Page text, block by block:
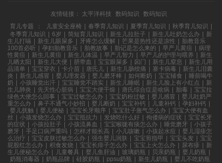
友情链接： 太平洋科技 数码知识
数码知识
育儿专题
： 儿童安全座椅 | 春季育儿知识 | 夏季育儿知识 | 秋季育儿知识 |
冬季育儿知识 | 6岁 | 简短育儿知识 | 新生儿拉肚子 | 新生儿吐奶怎么办 | 新
生儿打嗝 | 新生儿眼屎多 | 牙疼怎么缓解 | 芒果是热性还是凉性 | 胎教音乐
100首必听 | 孕妇胎教音乐 | 胎教故事 | 胎记是怎么来的 | 早产儿黄疸 | 病理
性黄疸 | 新生儿黄疸 | 新生儿体温 | 早产儿智力 | 早产儿的护理与喂养 | 新生
儿晒太阳 | 新生儿大便 | 脐带血 | 宝宝眼屎多 | 囟门 | 新生儿窒息 | 新生儿用
品清单 | 宝宝穿衣 | 卡介苗 | 唐氏儿 | 新生儿肠绞痛 | 寨卡病毒 | 新生儿泪囊
炎 | 新生儿感冒 | 婴儿理发器 | 婴儿磨牙棒 | 如何断奶 | 宝宝辅食 | 睡前喝牛
奶 | 小孩睡觉出汗 | 宝宝睡觉不踏实 | 新生儿睡眠 | 新生儿脸上有小红点 | 新
生儿肺炎 | 先天性心脏病 | 宝宝大便干燥 | 唐氏综合症是啥病 | 胎毒 | 宝宝拉
绿色大便怎么回事 | 宝宝过敏怎么办 | 宝宝奶粉过敏 | 婴儿感冒 | 婴儿吐奶严
重怎么办 | 鼻子不通气小妙招 | 婴儿断奶 | 宝宝补钙 | 儿童补钙 | 孕妇补钙 |
婴儿抚触 | 婴儿便秘 | 宝宝长牙顺序 | 宝宝肚子胀气怎么办 | 宝宝大便有血
丝 | 小孩发烧怎么办 | 宝宝抵抗力 | 发烧吃什么好 | 佝偻病的症状 | 宝宝长牙
的症状 | 小孩拉肚子 | 小孩流鼻血 | 宝宝喉咙有痰怎么办 | 睡觉磨牙 | 小孩子
磨牙 | 手足口病严重吗 | 怎样才能长高 | 小儿咳嗽 | 小孩起水痘 | 婴儿湿疹怎
么治疗 | 宝宝皮肤过敏怎么办 | 强生婴儿润肤 | 宝宝剪指甲 | 宝宝头发 | 宝宝
屁股红怎么办 | 积食发烧 | 宝宝长痱子怎么办 | 宝宝上火怎么办 | 尿布疹 | 新
生儿便秘怎么办 | 儿童餐具 | 婴儿鱼肝油 | 玻璃奶瓶 | 贝亲奶瓶 | 婴儿奶瓶 |
奶瓶消毒器 | 奶瓶品牌 | 硅胶奶瓶 | ppsu奶瓶 | 新生儿奶瓶 | 婴儿不吃奶瓶